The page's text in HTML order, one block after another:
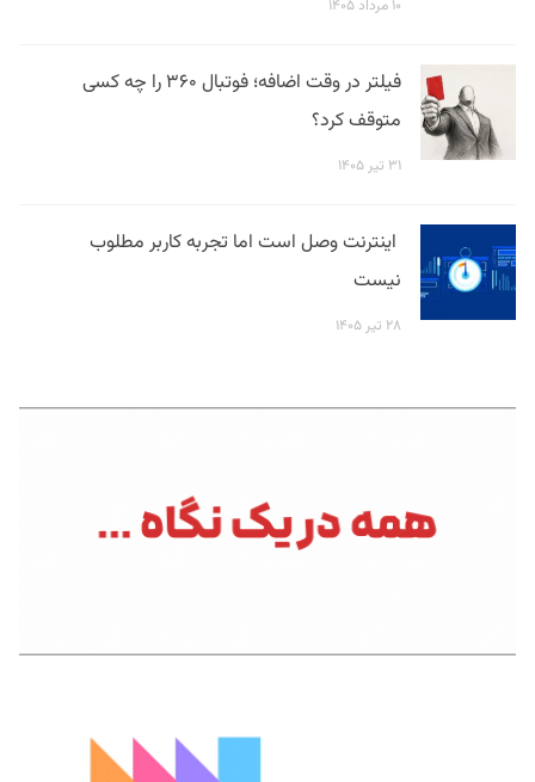
۱۰ مرداد ۱۴۰۵
فیلتر در وقت اضافه؛ فوتبال ۳۶۰ را چه کسی
متوقف کرد؟
۳۱ تیر ۱۴۰۵
اینترنت وصل است اما تجربه کاربر مطلوب
نیست
۲۸ تیر ۱۴۰۵